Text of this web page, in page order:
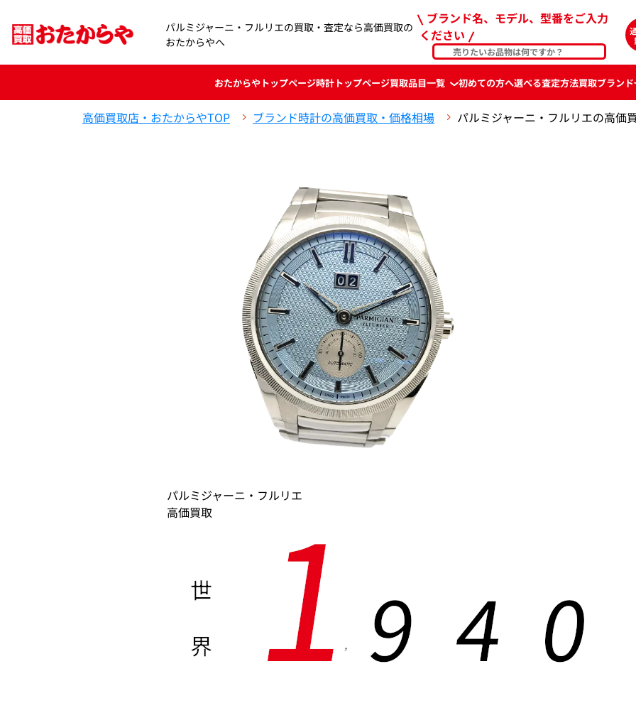
パルミジャーニ・フルリエの買取・査定なら高価買取の
おたからやへ
ブランド名、モデル、型番をご入力
ください
おたからやトップページ時計トップページ買取品目一覧 初めての方へ選べる査定方法買取ブラン
高価買取店・おたからやTOP ブランド時計の高価買取・価格相場 パルミジャーニ・フルリエの高価
パルミジャーニ・フルリエ
高価買取
世
界 1, 9 4 0